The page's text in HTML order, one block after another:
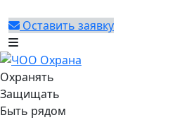
Оставить заявку
Охранять
Защищать
Быть рядом